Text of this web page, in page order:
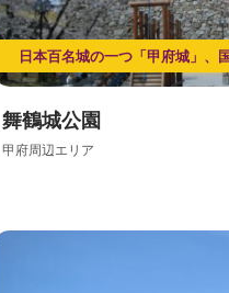
日本百名城の一つ「甲府城」、
舞鶴城公園
甲府周辺エリア